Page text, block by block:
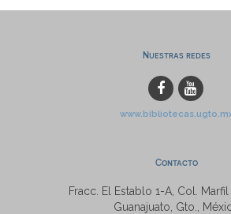
Nuestras redes
Contacto
Fracc. El Establo 1-A, Col. Marfil
Guanajuato, Gto.,